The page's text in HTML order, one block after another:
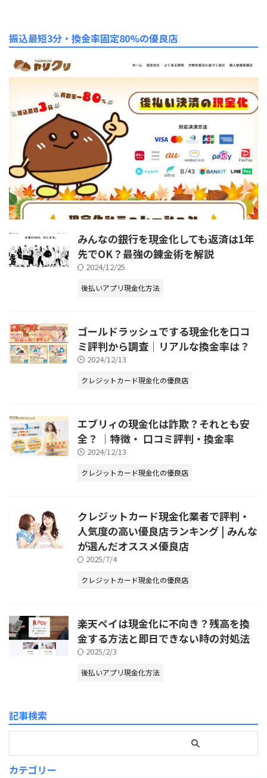
振込最短3分・換金率固定80%の優良店
みんなの銀行を現金化しても返済は1年
先でOK？最強の錬金術を解説
2024/12/25
後払いアプリ現金化方法
ゴールドラッシュでする現金化を口コ
ミ評判から調査｜リアルな換金率は？
2024/12/13
クレジットカード現金化の優良店
エブリィの現金化は詐欺？それとも安
全？ ｜特徴・ 口コミ評判・換金率
2024/12/13
クレジットカード現金化の優良店
クレジットカード現金化業者で評判・
人気度の高い優良店ランキング | みんな
が選んだオススメ優良店
2025/7/4
クレジットカード現金化の優良店
楽天ペイは現金化に不向き？残高を換
金する方法と即日できない時の対処法
2025/2/3
後払いアプリ現金化方法
記事検索
カテゴリー